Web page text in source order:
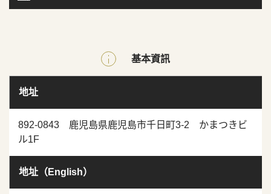
基本資訊
地址
892-0843 鹿児島県鹿児島市千日町3-2 かまつきビ
ル1F
地址（English）